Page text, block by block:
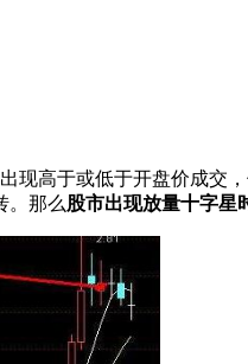
高于或低于开盘价成交
。那么股市出现放量十字星